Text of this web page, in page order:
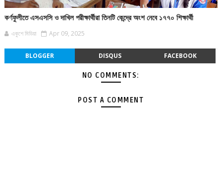
কর্ণফুলীতে এসএসসি ও দাখিল পরীক্ষার্থীরা তিনটি কেন্দ্রে অংশ নেবে ১৭৭০ শিক্ষার্থী
একুশে মিডিয়া Apr 09, 2025
BLOGGER DISQUS FACEBOOK
NO COMMENTS:
POST A COMMENT